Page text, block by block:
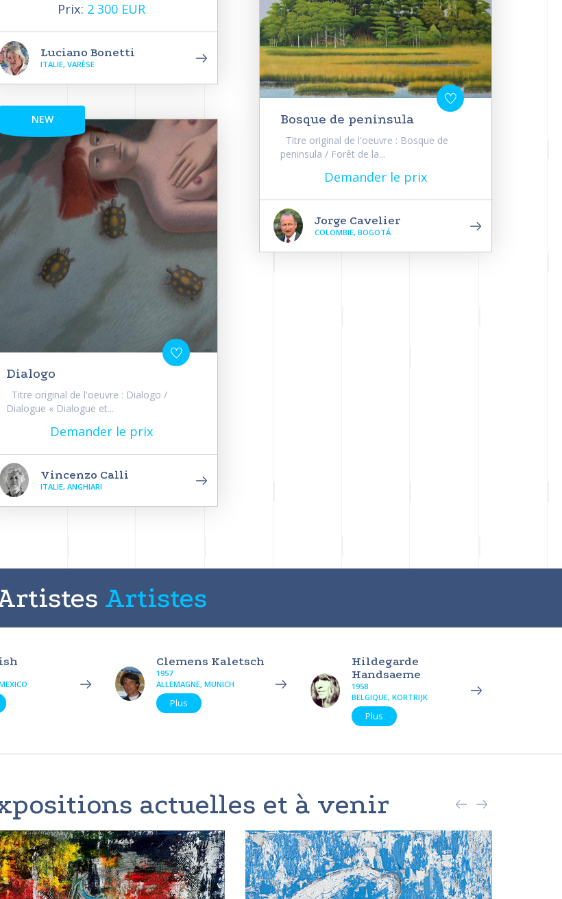
Prix: 2 300 EUR
Luciano Bonetti
ITALIE, VARÈSE
NEW
Dialogo
Titre original de l'oeuvre : Dialogo /
Dialogue « Dialogue et...
Demander le prix
Vincenzo Calli
ITALIE, ANGHIARI
Bosque de peninsula
Titre original de l'oeuvre : Bosque de
peninsula / Forêt de la...
Demander le prix
Jorge Cavelier
COLOMBIE, BOGOTÁ
Artistes
Clemens Kaletsch
1957
ALLEMAGNE, MUNICH
Plus
Hildegarde
Handsaeme
1958
BELGIQUE, KORTRIJK
Plus
actuelles et à venir